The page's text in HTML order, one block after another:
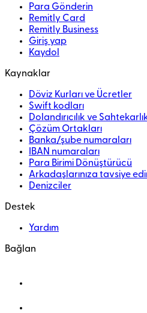
Para Gönderin
Remitly Card
Remitly Business
Giriş yap
Kaydol
Kaynaklar
Döviz Kurları ve Ücretler
Swift kodları
Dolandırıcılık ve
Çözüm Ortakları
Banka/şube numaraları
IBAN numaraları
Para Birimi Dönüştürücü
Arkadaşlarınıza tavsiye
Denizciler
Destek
Yardım
Bağlan